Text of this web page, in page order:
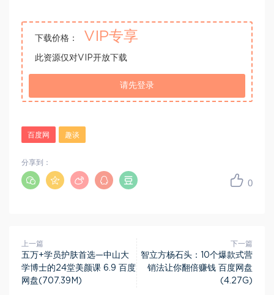
下载价格： VIP专享
此资源仅对VIP开放下载
请先登录
百度网 趣谈
0
分享到：
上一篇
五万+学员护肤首选—中山大
学博士的24堂美颜课 6.9 百度
网盘(707.39M)
下一篇
智立方杨石头：10个爆款式营
销法让你翻倍赚钱 百度网盘
(4.27G)